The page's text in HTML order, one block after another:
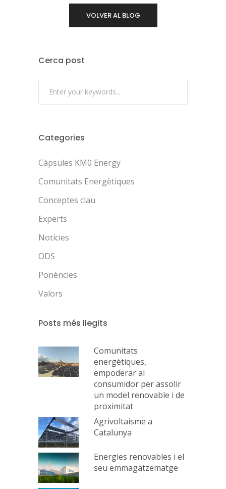
VOLVER AL BLOG
Cerca post
Categories
Càpsules KM0 Energy
Comunitats Energètiques
Conceptes clau
Experts
Notícies
ODS
Ponències
Valors
Posts més llegits
Comunitats
energètiques,
empoderar al
consumidor per assolir
un model renovable i de
proximitat
Agrivoltaisme a
Catalunya
Energies renovables i el
seu emmagatzematge